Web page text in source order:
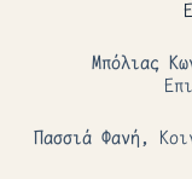
Μπόλιας
Πασσιά Φανή,